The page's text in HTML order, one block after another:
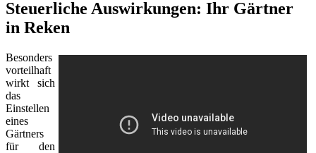
Steuerliche Auswirkungen: Ihr Gärtner
in Reken
Besonders
vorteilhaft
wirkt sich
das
Einstellen
eines
Gärtners
für den